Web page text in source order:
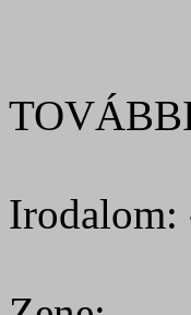
Irodalom: